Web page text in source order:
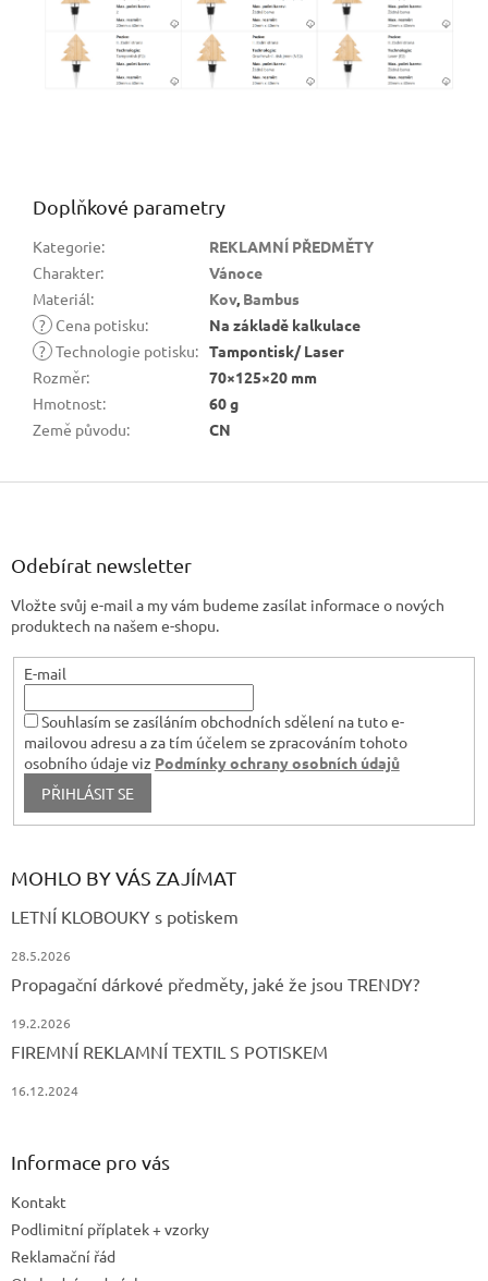
Doplňkové parametry
Kategorie:
REKLAMNÍ PŘEDMĚTY
Charakter:
Vánoce
Materiál: Kov, Bambus
? Cena potisku:
Na základě kalkulace
? Technologie potisku: Tampontisk/ Laser
Rozměr:
70×125×20 mm
Hmotnost:
60 g
Země původu: CN
Odebírat newsletter
Vložte svůj e-mail a my vám budeme zasílat informace o nových
produktech na našem e-shopu.
E-mail
Souhlasím se zasíláním obchodních sdělení na tuto e-
mailovou adresu a za tím účelem se zpracováním tohoto
osobního údaje viz Podmínky ochrany osobních údajů
PŘIHLÁSIT SE
MOHLO BY VÁS ZAJÍMAT
LETNÍ KLOBOUKY s potiskem
28.5.2026
Propagační dárkové předměty, jaké že jsou TRENDY?
19.2.2026
FIREMNÍ REKLAMNÍ TEXTIL S POTISKEM
16.12.2024
Informace pro vás
Kontakt
Podlimitní příplatek + vzorky
Reklamační řád